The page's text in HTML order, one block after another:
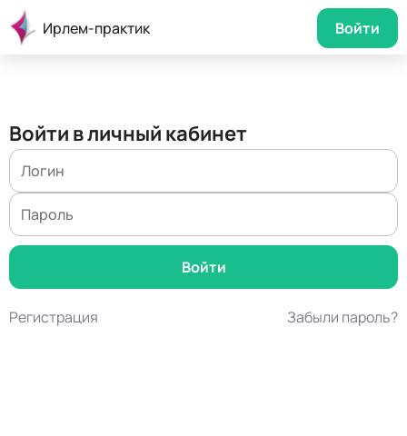
Ирлем-практик Войти
Войти в личный кабинет
Регистрация Забыли пароль?